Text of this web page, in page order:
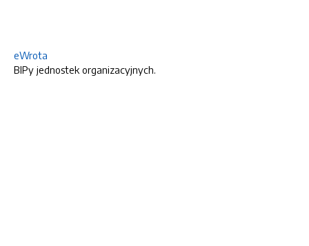
eWrota
BIPy jednostek organizacyjnych.